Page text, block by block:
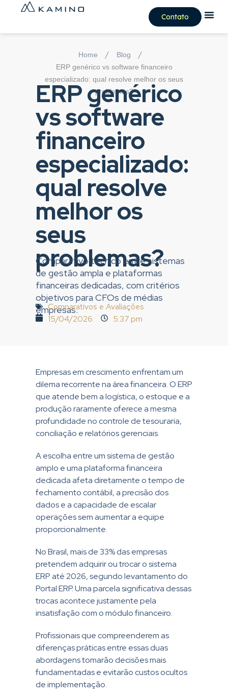
Contato
Home / Blog /
ERP genérico vs software financeiro
especializado: qual resolve melhor os seus
problemas?
ERP genérico
vs software
financeiro
especializado:
qual resolve
melhor os
seus
problemas?
Comparativo técnico entre sistemas
de gestão ampla e plataformas
financeiras dedicadas, com critérios
objetivos para CFOs de médias
empresas.
Comparativos e Avaliações
15/04/2026
5:37 pm
Empresas em crescimento enfrentam um
dilema recorrente na área financeira. O ERP
que atende bem a logística, o estoque e a
produção raramente oferece a mesma
profundidade no controle de tesouraria,
conciliação e relatórios gerenciais.
A escolha entre um sistema de gestão
amplo e uma plataforma financeira
dedicada afeta diretamente o tempo de
fechamento contábil, a precisão dos
dados e a capacidade de escalar
operações sem aumentar a equipe
proporcionalmente.
No Brasil, mais de 33% das empresas
pretendem adquirir ou trocar o sistema
ERP até 2026, segundo levantamento do
Portal ERP. Uma parcela significativa dessas
trocas acontece justamente pela
insatisfação com o módulo financeiro.
Profissionais que compreenderem as
diferenças práticas entre essas duas
abordagens tomarão decisões mais
fundamentadas e evitarão custos ocultos
de implementação.